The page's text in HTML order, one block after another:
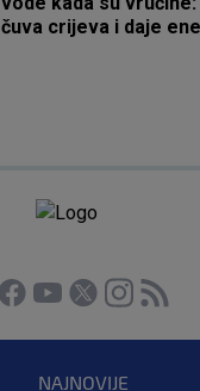
čuva crijeva i daje
NAJNOVIJE